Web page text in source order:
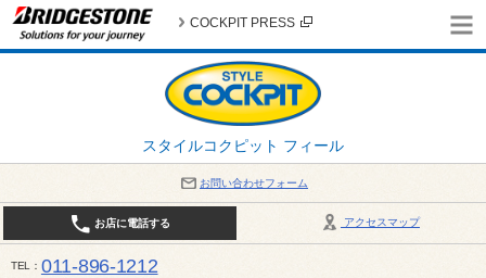
スタイルコクピット フィール
COCKPIT PRESS
お問い合わせフォーム
アクセスマップ
お店に電話する
TEL 011-896-1212